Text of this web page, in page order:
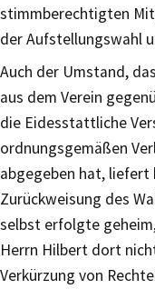
stimmberechtigten
der Aufstellungswahl
Auch der Umstand,
aus dem Verein
die Eidesstattliche
ordnungsgemäßen
abgegeben hat, liefert
Zurückweisung des
selbst erfolgte
Herrn Hilbert dort
Verkürzung von